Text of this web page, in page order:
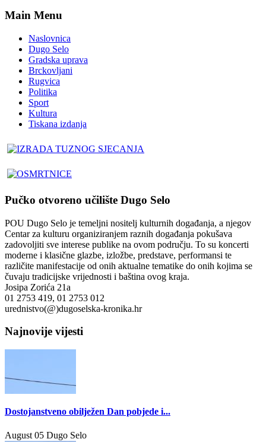
Main Menu
Naslovnica
Dugo Selo
Gradska uprava
Brckovljani
Rugvica
Politika
Sport
Kultura
Tiskana izdanja
Pučko otvoreno učilište Dugo Selo
POU Dugo Selo je temeljni nositelj kulturnih događanja, a njegov
Centar za kulturu organiziranjem raznih događanja pokušava
zadovoljiti sve interese publike na ovom području. To su koncerti
moderne i klasične glazbe, izložbe, predstave, performansi te
različite manifestacije od onih aktualne tematike do onih kojima se
čuvaju tradicijske vrijednosti i baština ovog kraja.
Josipa Zorića 21a
01 2753 419, 01 2753 012
urednistvo(@)dugoselska-kronika.hr
Najnovije vijesti
Dostojanstveno obilježen Dan pobjede i...
August 05 Dugo Selo